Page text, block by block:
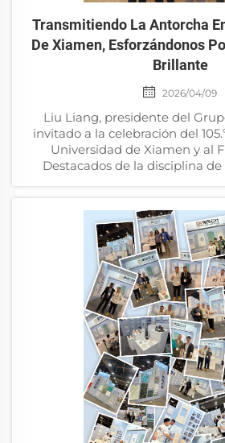
Transmitiendo La Antorcha
De Xiamen, Esforzándonos
Brillante
2026/04/09
Liu Liang, presidente del
invitado a la celebración del
Universidad de Xiamen y al
Destacados de la disciplina